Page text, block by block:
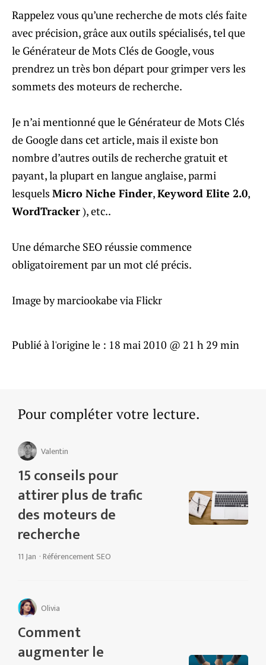
Rappelez vous qu’une recherche de mots clés faite
avec précision, grâce aux outils spécialisés, tel que
le Générateur de Mots Clés de Google, vous
prendrez un très bon départ pour grimper vers les
sommets des moteurs de recherche.
Je n’ai mentionné que le Générateur de Mots Clés
de Google dans cet article, mais il existe bon
nombre d’autres outils de recherche gratuit et
payant, la plupart en langue anglaise, parmi
lesquels Micro Niche Finder,Keyword Elite 2.0,
WordTracker), etc..
Une démarche SEO réussie commence
obligatoirement par un mot clé précis.
Image by marciookabe via Flickr
Publié à l'origine le : 18 mai 2010 @ 21 h 29 min
Pour compléter votre lecture.
Valentin
15 conseils pour
attirer plus de trafic
des moteurs de
recherche
11 Jan ·Référencement SEO
Olivia
Comment
augmenter le